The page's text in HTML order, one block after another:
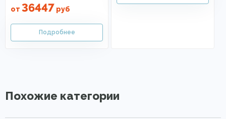
от 36447 руб
Похожие категории